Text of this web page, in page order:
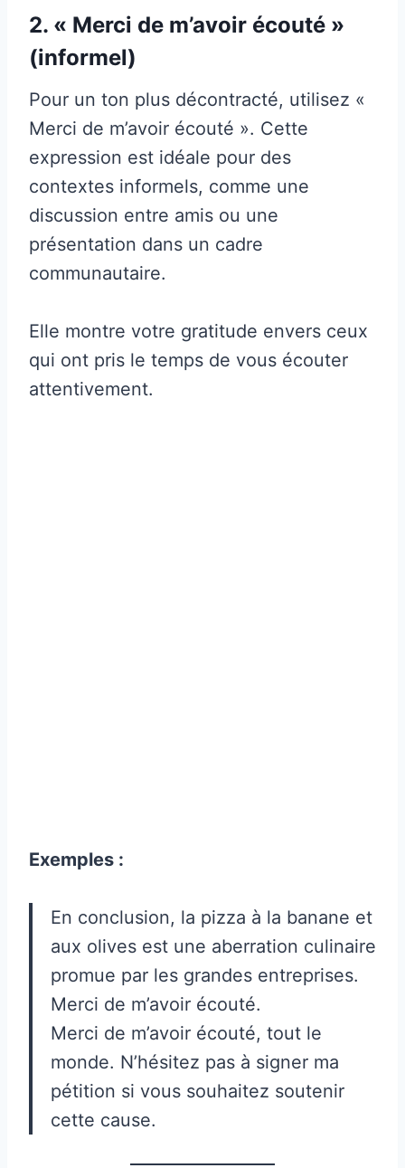
2. « Merci de m’avoir écouté »
(informel)
Pour un ton plus décontracté, utilisez «
Merci de m’avoir écouté ». Cette
expression est idéale pour des
contextes informels, comme une
discussion entre amis ou une
présentation dans un cadre
communautaire.
Elle montre votre gratitude envers ceux
qui ont pris le temps de vous écouter
attentivement.
Exemples :
En conclusion, la pizza à la banane et
aux olives est une aberration culinaire
promue par les grandes entreprises.
Merci de m’avoir écouté.
Merci de m’avoir écouté, tout le
monde. N’hésitez pas à signer ma
pétition si vous souhaitez soutenir
cette cause.